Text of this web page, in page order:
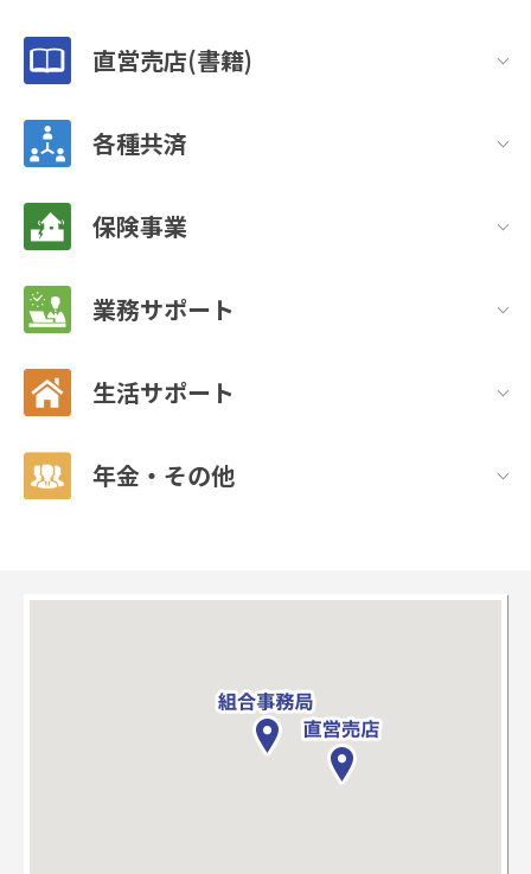
直営売店(書籍)
各種共済
保険事業
業務サポート
生活サポート
年金・その他